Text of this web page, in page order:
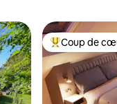
Coup de cœur
Coup de